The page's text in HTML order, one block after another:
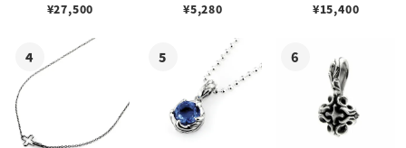
¥27,500 ¥5,280
ブスタークラスプ＆LTロ
¥15,400